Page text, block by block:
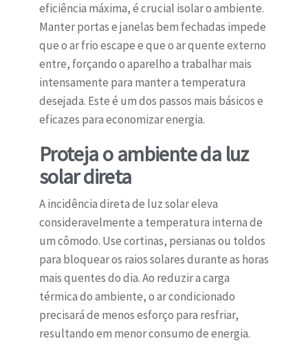
eficiência máxima, é crucial isolar o ambiente.
Manter portas e janelas bem fechadas impede
que o ar frio escape e que o ar quente externo
entre, forçando o aparelho a trabalhar mais
intensamente para manter a temperatura
desejada. Este é um dos passos mais básicos e
eficazes para economizar energia.
Proteja o ambiente da luz
solar direta
A incidência direta de luz solar eleva
consideravelmente a temperatura interna de
um cômodo. Use cortinas, persianas ou toldos
para bloquear os raios solares durante as horas
mais quentes do dia. Ao reduzir a carga
térmica do ambiente, o ar condicionado
precisará de menos esforço para resfriar,
resultando em menor consumo de energia.